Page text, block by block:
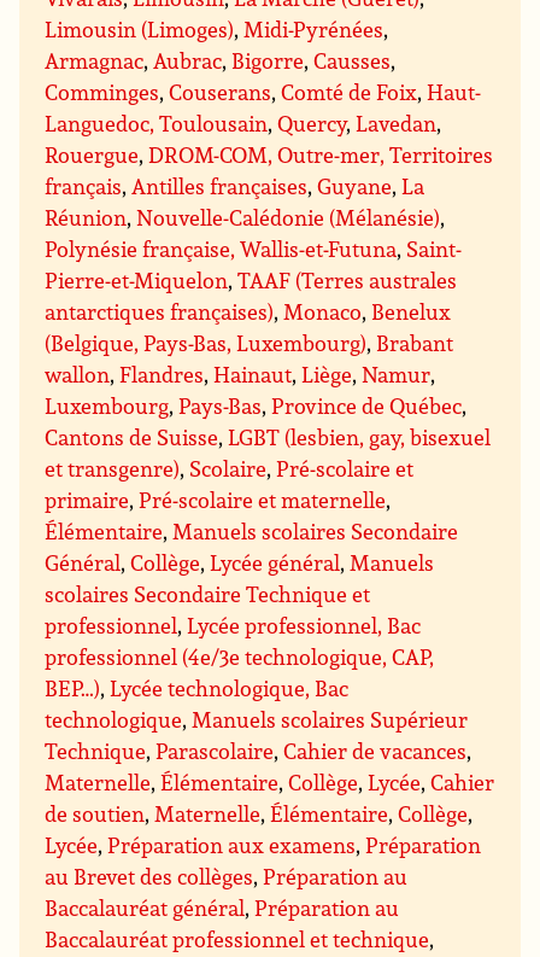
Limousin (Limoges), Midi-Pyrénées,
Armagnac, Aubrac, Bigorre,Causses,
Comminges,Couserans,Comté de Foix,Haut-
Languedoc, Toulousain,Quercy,Lavedan,
Rouergue,DROM-COM, Outre-mer, Territoires
français, Antilles françaises,Guyane,La
Réunion,Nouvelle-Calédonie (Mélanésie),
Polynésie française, Wallis-et-Futuna, Saint-
Pierre-et-Miquelon,TAAF (Terres australes
antarctiques françaises), Monaco, Benelux
(Belgique, Pays-Bas, Luxembourg), Brabant
wallon,Flandres,Hainaut,Liège,Namur,
Luxembourg,Pays-Bas,Province de Québec,
Cantons de Suisse,LGBT (lesbien, gay, bisexuel
et transgenre), Scolaire,Pré-scolaire et
primaire,Pré-scolaire et maternelle,
Élémentaire, Manuels scolaires Secondaire
Général,Collège,Lycée général, Manuels
scolaires Secondaire Technique et
professionnel,Lycée professionnel, Bac
professionnel (4e/3e technologique, CAP,
BEP…),Lycée technologique, Bac
technologique, Manuels scolaires Supérieur
Technique,Parascolaire,Cahier de vacances,
Maternelle,Élémentaire,Collège,Lycée,Cahier
de soutien, Maternelle,Élémentaire,Collège,
Lycée,Préparation aux examens,Préparation
au Brevet des collèges,Préparation au
Baccalauréat général,Préparation au
Baccalauréat professionnel et technique,